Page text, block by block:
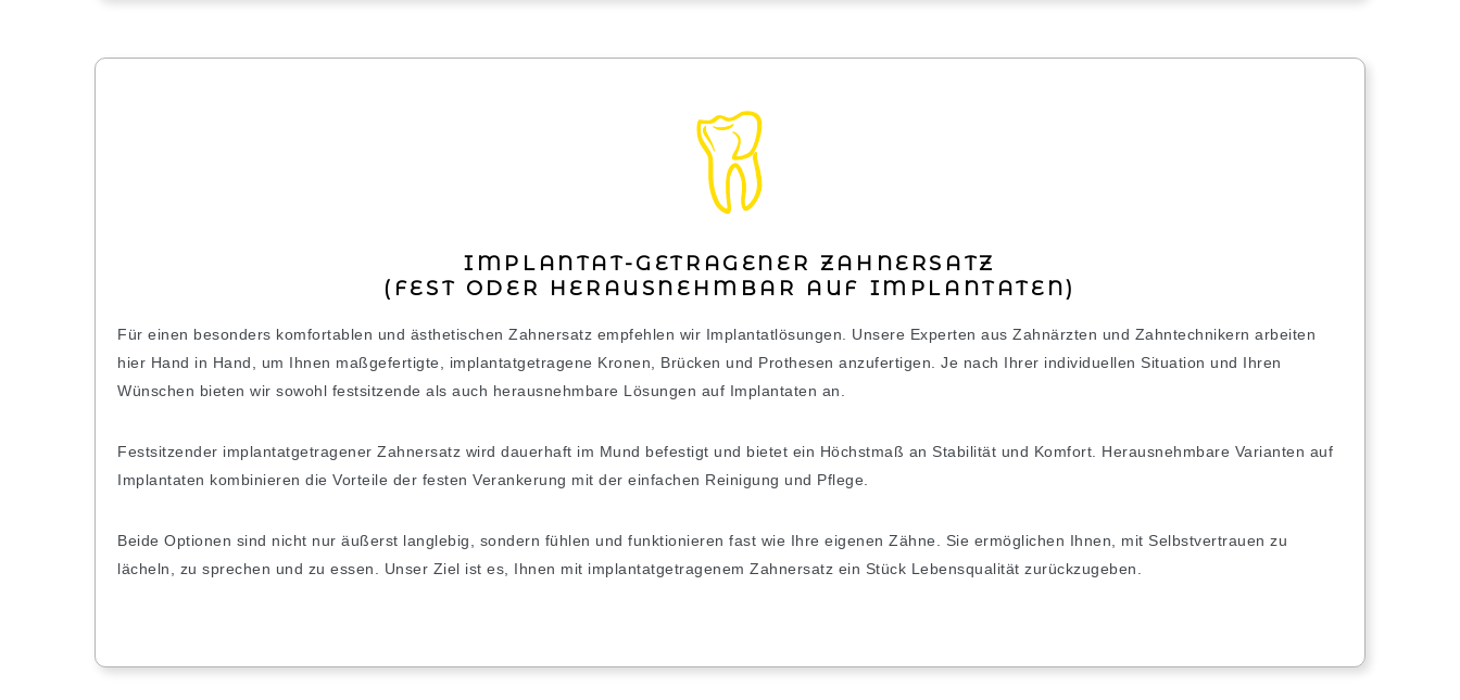
IMPLANTAT-GETRAGENER ZAHNERSATZ
(FEST ODER HERAUSNEHMBAR AUF IMPLANTATEN)
Für einen besonders komfortablen und ästhetischen Zahnersatz empfehlen wir Implantatlösungen. Unsere Experten aus Zahnärzten und Zahntechnikern arbeiten
hier Hand in Hand, um Ihnen maßgefertigte, implantatgetragene Kronen, Brücken und Prothesen anzufertigen. Je nach Ihrer individuellen Situation und Ihren
Wünschen bieten wir sowohl festsitzende als auch herausnehmbare Lösungen auf Implantaten an.
Festsitzender implantatgetragener Zahnersatz wird dauerhaft im Mund befestigt und bietet ein Höchstmaß an Stabilität und Komfort. Herausnehmbare Varianten auf
Implantaten kombinieren die Vorteile der festen Verankerung mit der einfachen Reinigung und Pflege.
Beide Optionen sind nicht nur äußerst langlebig, sondern fühlen und funktionieren fast wie Ihre eigenen Zähne. Sie ermöglichen Ihnen, mit Selbstvertrauen zu
lächeln, zu sprechen und zu essen. Unser Ziel ist es, Ihnen mit implantatgetragenem Zahnersatz ein Stück Lebensqualität zurückzugeben.